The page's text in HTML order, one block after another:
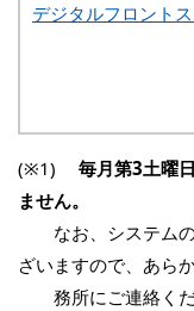
デジタルフロント
(※1) 毎月第3土曜
ません。
なお、システムの
ざいますので、あら
務所にご連絡くだ